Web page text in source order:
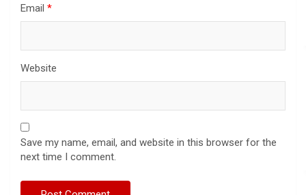
Email *
Website
Save my name, email, and website in this browser for the
next time I comment.